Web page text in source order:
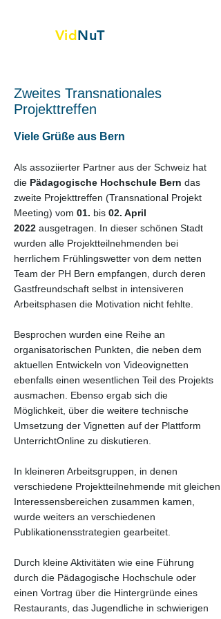
VidNuT
Zweites Transnationales
Projekttreffen
Viele Grüße aus Bern
Als assoziierter Partner aus der Schweiz hat
die Pädagogische Hochschule Bern das
zweite Projekttreffen (Transnational Projekt
Meeting) vom 01. bis 02. April
2022 ausgetragen. In dieser schönen Stadt
wurden alle Projektteilnehmenden bei
herrlichem Frühlingswetter von dem netten
Team der PH Bern empfangen, durch deren
Gastfreundschaft selbst in intensiveren
Arbeitsphasen die Motivation nicht fehlte.
Besprochen wurden eine Reihe an
organisatorischen Punkten, die neben dem
aktuellen Entwickeln von Videovignetten
ebenfalls einen wesentlichen Teil des Projekts
ausmachen. Ebenso ergab sich die
Möglichkeit, über die weitere technische
Umsetzung der Vignetten auf der Plattform
UnterrichtOnline zu diskutieren.
In kleineren Arbeitsgruppen, in denen
verschiedene Projektteilnehmende mit gleichen
Interessensbereichen zusammen kamen,
wurde weiters an verschiedenen
Publikationensstrategien gearbeitet.
Durch kleine Aktivitäten wie eine Führung
durch die Pädagogische Hochschule oder
einen Vortrag über die Hintergründe eines
Restaurants, das Jugendliche in schwierigen